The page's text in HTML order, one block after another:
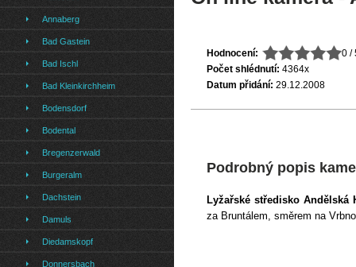
Hodnocení:
0 /
Počet shlédnutí: 4364x
Datum přidání: 29.12.2008
Podrobný popis
Lyžařské středisko Andělská
za Bruntálem, směrem na
Annaberg
Bad Gastein
Bad Ischl
Bad Kleinkirchheim
Bodensdorf
Bodental
Bregenzerwald
Burgeralm
Dachstein
Damuls
Diedamskopf
Donnersbach